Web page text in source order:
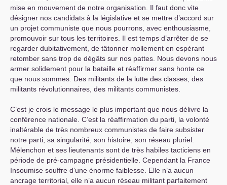
mise en mouvement de notre organisation. Il faut donc vite
désigner nos candidats à la législative et se mettre d’accord sur
un projet communiste que nous pourrons, avec enthousiasme,
promouvoir sur tous les territoires. Il est temps d’arrêter de se
regarder dubitativement, de tâtonner mollement en espérant
retomber sans trop de dégâts sur nos pattes. Nous devons nous
armer solidement pour la bataille et réaffirmer sans honte ce
que nous sommes. Des militants de la lutte des classes, des
militants révolutionnaires, des militants communistes.
C’est je crois le message le plus important que nous délivre la
conférence nationale. C’est la réaffirmation du parti, la volonté
inaltérable de très nombreux communistes de faire subsister
notre parti, sa singularité, son histoire, son réseau pluriel.
Mélenchon et ses lieutenants sont de très habiles tacticiens en
période de pré-campagne présidentielle. Cependant la France
Insoumise souffre d’une énorme faiblesse. Elle n’a aucun
ancrage territorial, elle n’a aucun réseau militant parfaitement